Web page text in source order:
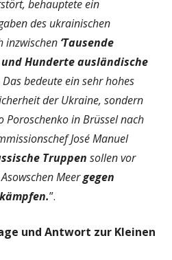
behauptete ein
des ukrainischen
inzwischen ‘Tausende
Hunderte ausländische
Das bedeute ein sehr hohes
der Ukraine, sondern
Poroschenko in Brüssel nach
José Manuel
Truppen sollen vor
Meergegen
”.
und Antwort zur Kleinen